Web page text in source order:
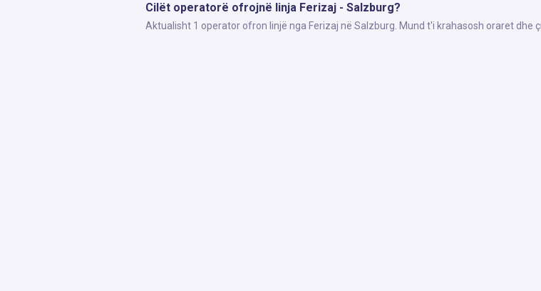
Cilët operatorë ofrojnë linja Ferizaj - Salzburg?
Aktualisht 1 operator ofron linjë nga Ferizaj në Salzburg. Mund t'i krahasosh oraret dhe